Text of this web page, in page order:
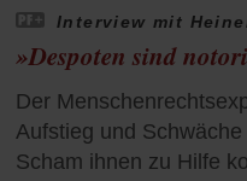
Interview mit
»Despoten sind
Der
Aufstieg und
Scham ihnen zu Hilfe